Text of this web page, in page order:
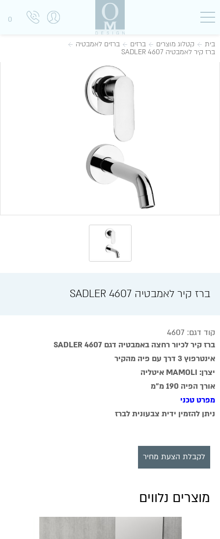
0
בית קטלוג מוצרים ברזים
ברזים לאמבטיה
ברז קיר לאמבטיה SADLER 4607
ברז קיר לאמבטיה SADLER 4607
קוד דגם: 4607
ברז קיר לכיור רחצה באמבטיה דגם 4607 SADLER
אינטרפוץ 3 דרך עם פיה מהקיר
יצרן: MAMOLI איטליה
אורך הפיה 190 מ"מ
מפרט טכני
ניתן להזמין ידית צבעונית לברז
לקבלת הצעת מחיר
מוצרים נלווים